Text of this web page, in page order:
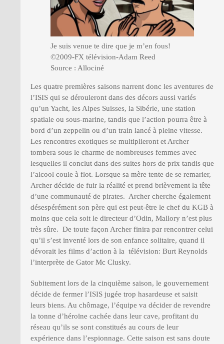
Je suis venue te dire que je m’en fous!
©2009-FX télévision-Adam Reed
Source : Allociné
Les quatre premières saisons narrent donc les aventures de
l’ISIS qui se dérouleront dans des décors aussi variés
qu’un Yacht, les Alpes Suisses, la Sibérie, une station
spatiale ou sous-marine, tandis que l’action pourra être à
bord d’un zeppelin ou d’un train lancé à pleine vitesse.
Les rencontres exotiques se multiplieront et Archer
tombera sous le charme de nombreuses femmes avec
lesquelles il conclut dans des suites hors de prix tandis que
l’alcool coule à flot. Lorsque sa mère tente de se remarier,
Archer décide de fuir la réalité et prend brièvement la tête
d’une communauté de pirates. Archer cherche également
désespérément son père qui est peut-être le chef du KGB à
moins que cela soit le directeur d’Odin, Mallory n’est plus
très sûre. De toute façon Archer finira par rencontrer celui
qu’il s’est inventé lors de son enfance solitaire, quand il
dévorait les films d’action à la télévision: Burt Reynolds
l’interprète de Gator Mc Clusky.
Subitement lors de la cinquième saison, le gouvernement
décide de fermer l’ISIS jugée trop hasardeuse et saisit
leurs biens. Au chômage, l’équipe va décider de revendre
la tonne d’héroïne cachée dans leur cave, profitant du
réseau qu’ils se sont constitués au cours de leur
expérience dans l’espionnage. Cette saison est sans doute